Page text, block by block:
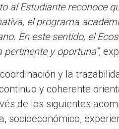
al Estudiante reconoce
el programa
En este sentido, el
y oportuna”,
y la
y coherente
de los siguientes
socioeconómico,